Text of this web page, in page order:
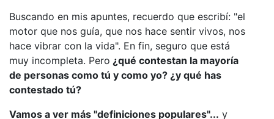
Buscando en mis apuntes, recuerdo que escribí: "el
motor que nos guía, que nos hace sentir vivos, nos
hace vibrar con la vida". En fin, seguro que está
muy incompleta. Pero ¿qué contestan la mayoría
de personas como tú y como yo? ¿y qué has
contestado tú?
Vamos a ver más "definiciones populares"... y